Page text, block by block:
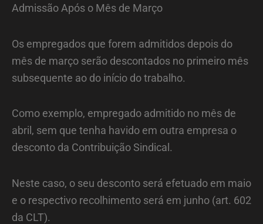
Admissão Após o Mês de Março
Os empregados que forem admitidos depois do
mês de março serão descontados no primeiro mês
subsequente ao do início do trabalho.
Como exemplo, empregado admitido no mês de
abril, sem que tenha havido em outra empresa o
desconto da Contribuição Sindical.
Neste caso, o seu desconto será efetuado em maio
e o respectivo recolhimento será em junho (art. 602
da CLT).